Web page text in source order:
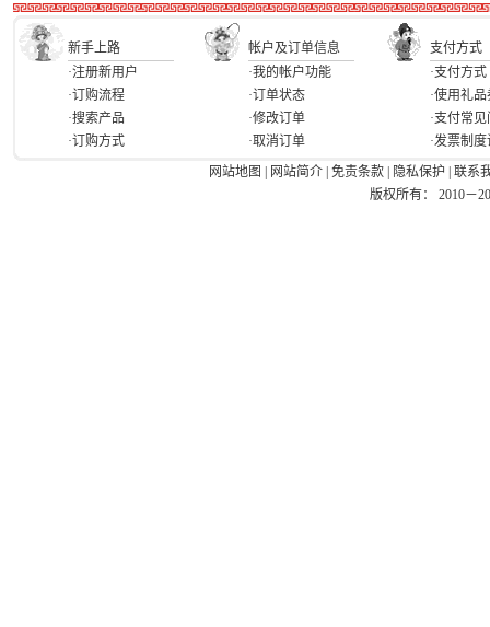
新手上路 帐户及订单信息
支付方式
·注册新用户
·订购流程
·搜索产品
·订购方式
·我的帐户功能
·订单状态
·修改订单
·取消订单
·支付方式
·使用礼品
·支付常
·发票制
网站地图
网站简介 免责条款 隐私保护
联系
版权所有： 2010－